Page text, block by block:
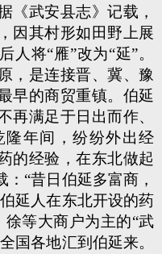
《武安县志》记载，
因其村形如田野上展
人将“雁”改为“延”。
，是连接晋、冀、豫
早的商贸重镇。伯延
再满足于日出而作、
隆年间，纷纷外出经
的经验，在东北做起
“昔日伯延多富商，
延人在东北开设的药
等大商户为主的“武
国各地汇到伯延来。